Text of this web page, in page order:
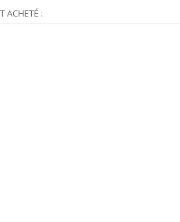
ACHETÉ :